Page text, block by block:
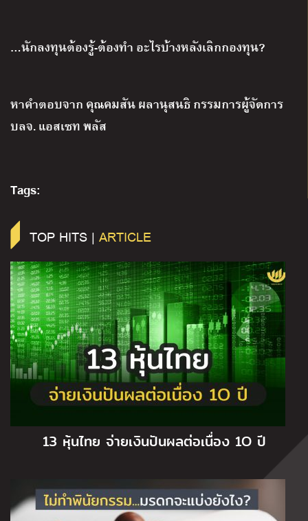
…นักลงทุนต้องรู้-ต้องทำ อะไรบ้างหลังเลิกกองทุน?
หาคำตอบจาก คุณคมสัน ผลานุสนธิ กรรมการผู้จัดการ
บลจ.แอสเซท พลัส
Tags:
TOP HITS | ARTICLE
13 หุ้นไทย จ่ายเงินปันผลต่อเนื่อง 1O ปี